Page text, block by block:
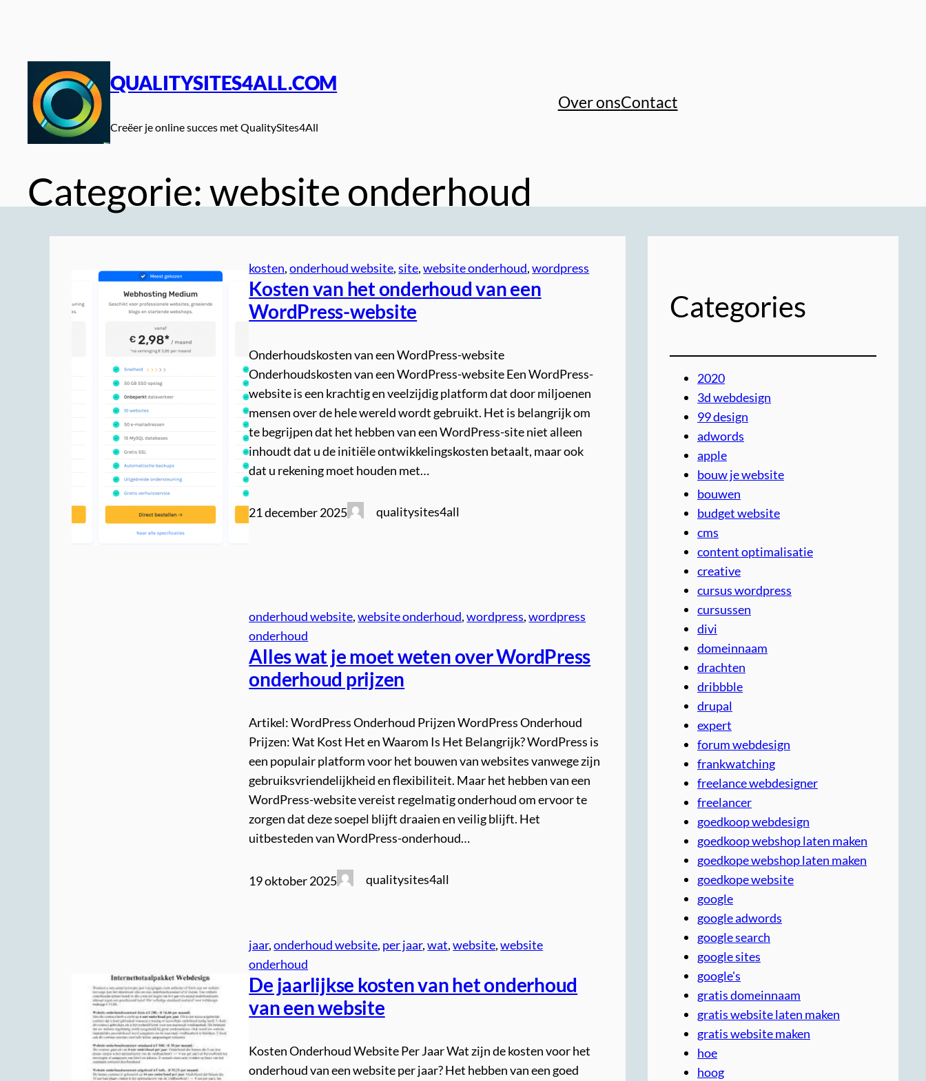
QUALITYSITES4ALL.COM
Creëer je online succes met QualitySites4All
Over onsContact
Categorie:website onderhoud
kosten, onderhoud website, site, website onderhoud, wordpress
Kosten van het onderhoud van een
WordPress-website
Onderhoudskosten van een WordPress-website
Onderhoudskosten van een WordPress-website Een WordPress-
website is een krachtig en veelzijdig platform dat door miljoenen
mensen over de hele wereld wordt gebruikt. Het is belangrijk om
te begrijpen dat het hebben van een WordPress-site niet alleen
inhoudt dat u de initiële ontwikkelingskosten betaalt, maar ook
dat u rekening moet houden met…
21 december 2025 qualitysites4all
onderhoud website, website onderhoud, wordpress, wordpress
onderhoud
Alles wat je moet weten over WordPress
onderhoud prijzen
Artikel: WordPress Onderhoud Prijzen WordPress Onderhoud
Prijzen: Wat Kost Het en Waarom Is Het Belangrijk? WordPress is
een populair platform voor het bouwen van websites vanwege zijn
gebruiksvriendelijkheid en flexibiliteit. Maar het hebben van een
WordPress-website vereist regelmatig onderhoud om ervoor te
zorgen dat deze soepel blijft draaien en veilig blijft. Het
uitbesteden van WordPress-onderhoud…
19 oktober 2025 qualitysites4all
jaar, onderhoud website, per jaar, wat, website, website
onderhoud
De jaarlijkse kosten van het onderhoud
van een website
Kosten Onderhoud Website Per Jaar Wat zijn de kosten voor het
onderhoud van een website per jaar? Het hebben van een goed
Categories
2020
3d webdesign
99 design
adwords
apple
bouw je website
bouwen
budget website
cms
content optimalisatie
creative
cursus wordpress
cursussen
divi
domeinnaam
drachten
dribbble
drupal
expert
forum webdesign
frankwatching
freelance webdesigner
freelancer
goedkoop webdesign
goedkoop webshop laten maken
goedkope webshop laten maken
goedkope website
google
google adwords
google search
google sites
google's
gratis domeinnaam
gratis website laten maken
gratis website maken
hoe
hoog